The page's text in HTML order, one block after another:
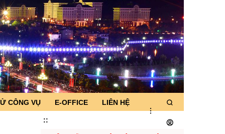
CÔNG VỤ E-OFFICE LIÊN HỆ
::